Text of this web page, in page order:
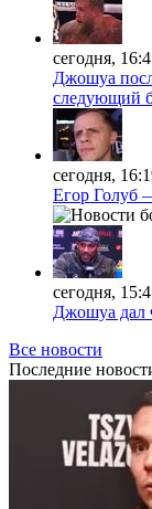
сегодня,
Джошуа
следующий
сегодня,
Егор Голуб
сегодня,
Джошуа дал
Все новости
Последние